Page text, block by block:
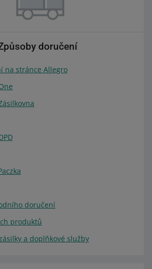
doručení
na stránce Allegro
doručení
produktů
a doplňkové služby